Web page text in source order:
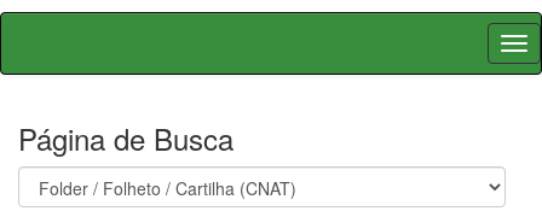
Skip
Página de Busca